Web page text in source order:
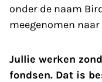
onder de naam
meegenomen naar
Jullie werken
fondsen. Dat is